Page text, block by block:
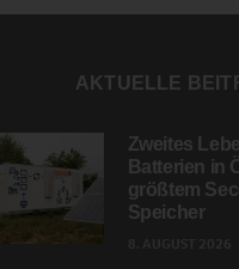
AKTUELLE
Zweites
Batterien in
größtem
Speicher